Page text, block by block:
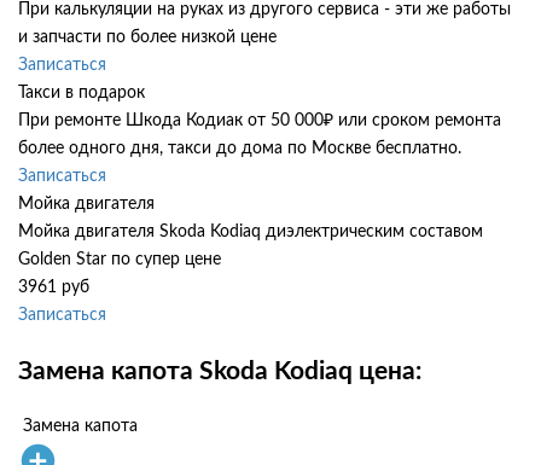
При калькуляции на руках из другого сервиса - эти же работы
и запчасти по более низкой цене
Записаться
Такси в подарок
При ремонте Шкода Кодиак от 50 000₽ или сроком ремонта
более одного дня, такси до дома по Москве бесплатно.
Записаться
Мойка двигателя
Мойка двигателя Skoda Kodiaq диэлектрическим составом
Golden Star по супер цене
3961 руб
Записаться
Замена капота Skoda Kodiaq цена:
Замена капота